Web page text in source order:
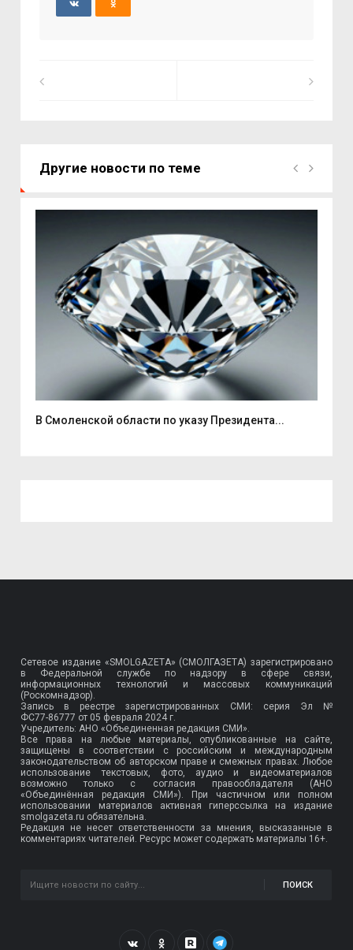
Другие новости по теме
В Смоленской области по указу Президента...
Сетевое издание «SMOLGAZETA» (СМОЛГАЗЕТА) зарегистрировано
в Федеральной службе по надзору в сфере связи,
информационных технологий и массовых коммуникаций
(Роскомнадзор).
Запись в реестре зарегистрированных СМИ: серия Эл №
ФС77-86777 от 05 февраля 2024 г.
Учредитель: АНО «Объединенная редакция СМИ».
Все права на любые материалы, опубликованные на сайте,
защищены в соответствии с российским и международным
законодательством об авторском праве и смежных правах. Любое
использование текстовых, фото, аудио и видеоматериалов
возможно только с согласия правообладателя (АНО
«Объединённая редакция СМИ»). При частичном или полном
использовании материалов активная гиперссылка на издание
smolgazeta.ru обязательна.
Редакция не несет ответственности за мнения, высказанные в
комментариях читателей. Ресурс может содержать материалы 16+.
ПОИСК